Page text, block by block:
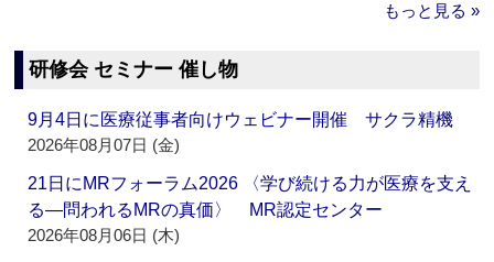
もっと見る »
研修会 セミナー 催し物
9月4日に医療従事者向けウェビナー開催 サクラ精機
2026年08月07日 (金)
21日にMRフォーラム2026 〈学び続ける力が医療を支え
る―問われるMRの真価〉 MR認定センター
2026年08月06日 (木)